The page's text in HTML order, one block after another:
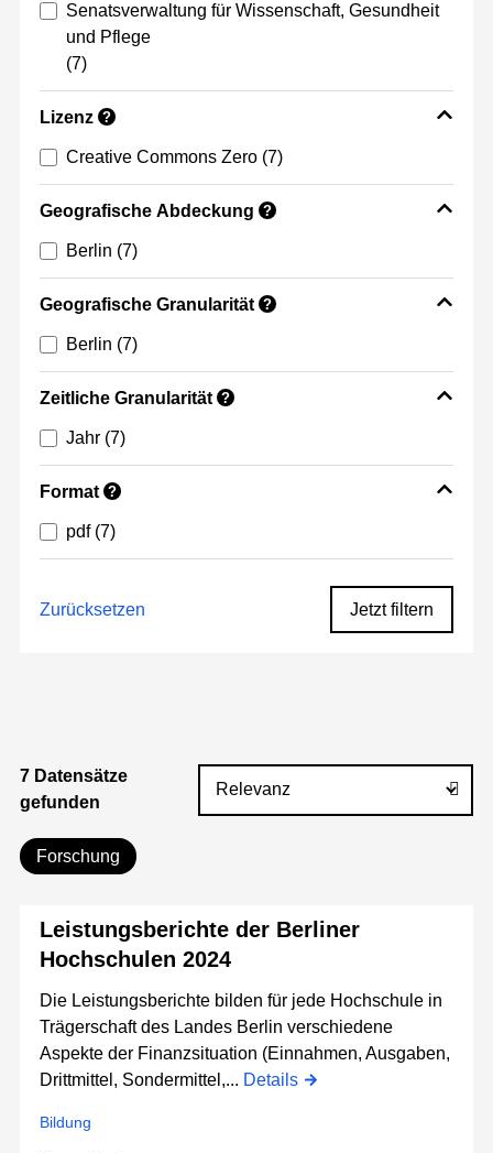
Senatsverwaltung für Wissenschaft, Gesundheit
und Pflege
(7)
Lizenz ?
Creative Commons Zero (7)
Geografische Abdeckung ?
Berlin (7)
Geografische Granularität ?
Berlin (7)
Zeitliche Granularität ?
Jahr (7)
Format ?
pdf (7)
Zurücksetzen Jetzt filtern
7 Datensätze
gefunden
Forschung
Leistungsberichte der Berliner
Hochschulen 2024
Die Leistungsberichte bilden für jede Hochschule in
Trägerschaft des Landes Berlin verschiedene
Aspekte der Finanzsituation (Einnahmen, Ausgaben,
Drittmittel, Sondermittel,... Details
Bildung